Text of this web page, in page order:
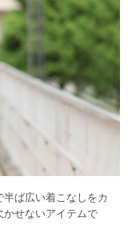
ば広い着こなしをカ
かせないアイテムで